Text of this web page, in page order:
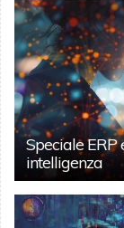
Speciale ERP
intelligenza